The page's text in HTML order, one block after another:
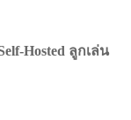
Hosted ลูกเล่น